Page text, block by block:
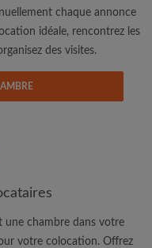
d'utilisation
de la
chaque annonce
idéale, rencontrez les
des visites.
une chambre dans votre
votre colocation. Offrez